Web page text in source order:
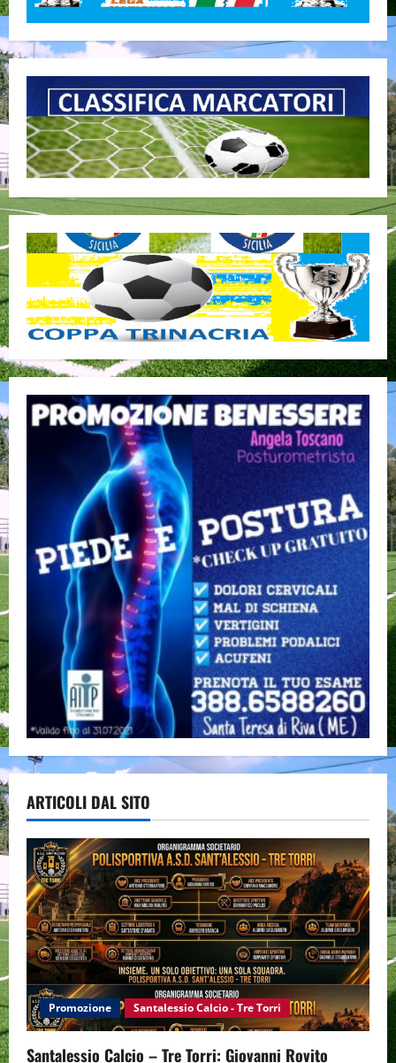
ARTICOLI DAL SITO
Promozione Santalessio Calcio - Tre Torri
Santalessio Calcio – Tre Torri: Giovanni Rovito